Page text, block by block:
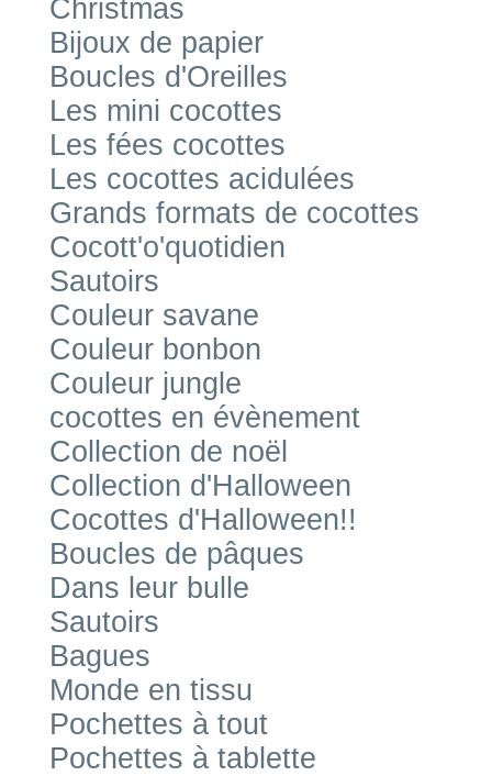
Christmas
Bijoux de papier
Boucles d'Oreilles
Les mini cocottes
Les fées cocottes
Les cocottes acidulées
Grands formats de cocottes
Cocott'o'quotidien
Sautoirs
Couleur savane
Couleur bonbon
Couleur jungle
cocottes en évènement
Collection de noël
Collection d'Halloween
Cocottes d'Halloween!!
Boucles de pâques
Dans leur bulle
Sautoirs
Bagues
Monde en tissu
Pochettes à tout
Pochettes à tablette